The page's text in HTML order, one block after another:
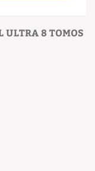
ULTRA 8 TOMOS